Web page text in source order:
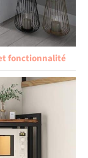
fonctionnalité